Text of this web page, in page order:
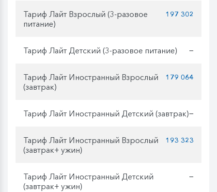
Тариф Лайт Взрослый (3-разовое
питание)
197 302
Тариф Лайт Детский (3-разовое питание) —
Тариф Лайт Иностранный Взрослый
(завтрак)
179 064
Тариф Лайт Иностранный Детский (завтрак)—
Тариф Лайт Иностранный Взрослый
(завтрак+ ужин)
193 323
Тариф Лайт Иностранный Детский
(завтрак+ ужин)
—